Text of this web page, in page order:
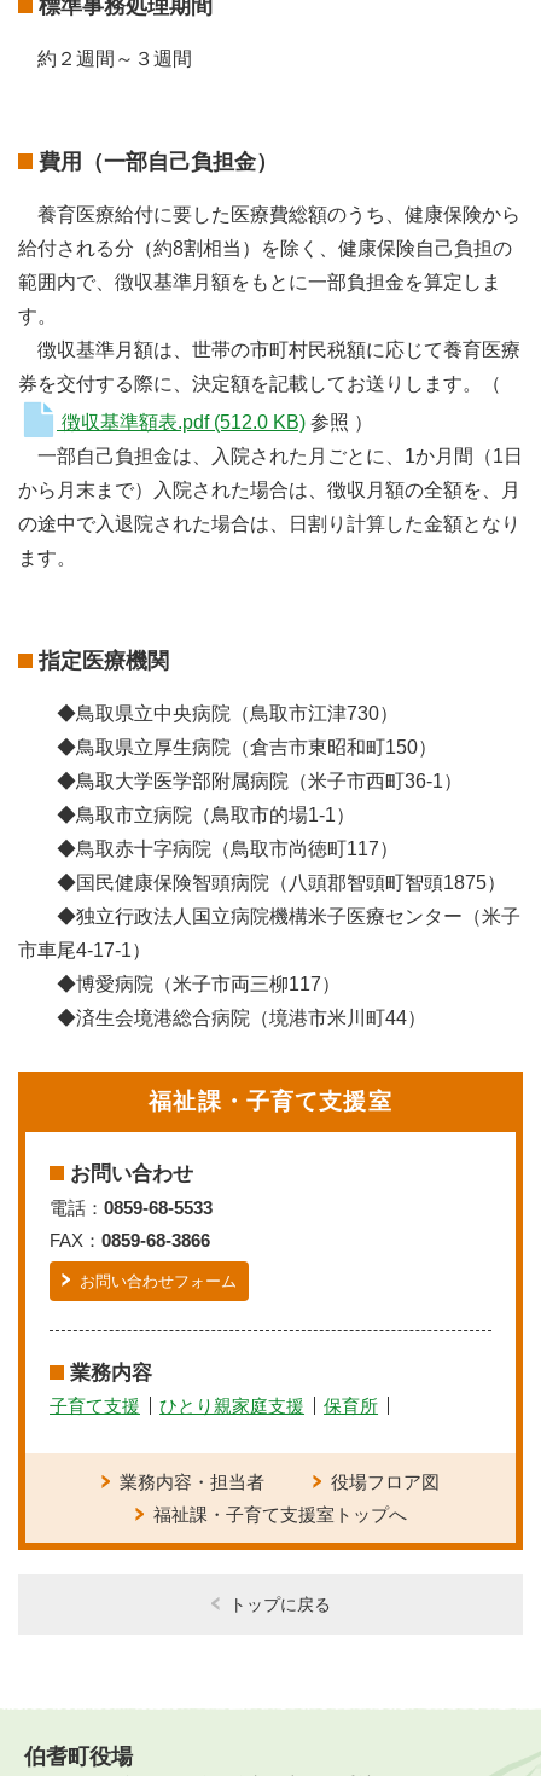
標準事務処理期間
約２週間～３週間
費用（一部自己負担金）
養育医療給付に要した医療費総額のうち、健康保険から
給付される分（約8割相当）を除く、健康保険自己負担の
範囲内で、徴収基準月額をもとに一部負担金を算定しま
す。
徴収基準月額は、世帯の市町村民税額に応じて養育医療
券を交付する際に、決定額を記載してお送りします。（
徴収基準額表.pdf (512.0 KB) 参照 ）
一部自己負担金は、入院された月ごとに、 1か月間（1 日
から月末まで）入院された場合は、徴収月額の全額を、月
の途中で入退院された場合は、日割り計算した金額となり
ます。
指定医療機関
◆鳥取県立中央病院（鳥取市江津730）
◆鳥取県立厚生病院（倉吉市東昭和町150）
◆鳥取大学医学部附属病院（米子市西町36-1）
◆鳥取市立病院（鳥取市的場1-1）
◆鳥取赤十字病院（鳥取市尚徳町117）
◆国民健康保険智頭病院（八頭郡智頭町智頭1875）
◆独立行政法人国立病院機構米子医療センター（米子
市車尾4-17-1）
◆博愛病院（米子市両三柳117）
◆済生会境港総合病院（境港市米川町44）
福祉課・子育て支援室
お問い合わせ
電話： 0859-68-5533
FAX： 0859-68-3866
お問い合わせフォーム
業務内容
子育て支援 ひとり親家庭支援 保育所
業務内容・担当者
役場フロア図
福祉課・子育て支援室トップへ
トップに戻る
伯耆町役場